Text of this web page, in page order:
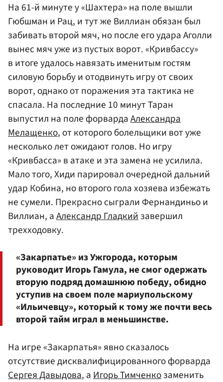
На 61-й минуте у «Шахтера» на поле вышли
Гюбшман и Рац, и тут же Виллиан обязан был
забивать второй мяч, но после его удара Аголли
вынес мяч уже из пустых ворот. «Кривбассу»
в итоге удалось навязать именитым гостям
силовую борьбу и отодвинуть игру от своих
ворот, однако от поражения эта тактика не
спасала. На последние 10 минут Таран
выпустил на поле форвардаАлександра
Мелащенко, от которого болельщики вот уже
несколько лет ожидают голов. Но игру
«Кривбасса» в атаке и эта замена не усилила.
Мало того, Хиди парировал очередной дальний
удар Кобина, но второго гола хозяева избежать
не сумели. Прекрасно сыграли Фернандиньо и
Виллиан, аАлександр Гладкийзавершил
трехходовку.
«Закарпатье» из Ужгорода, которым
руководит Игорь Гамула, не смог одержать
вторую подряд домашнюю победу, обидно
уступив на своем поле мариупольскому
«Ильичевцу», который к тому же почти весь
второй тайм играл в меньшинстве.
На игре «Закарпатья» явно сказалось
отсутствие дисквалифицированного форварда
Сергея Давыдова, аИгорь Тимченкозаменить